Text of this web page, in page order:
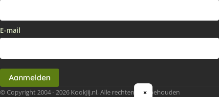
E-mail
Aanmelden
© Copyright 2004 - 2026 KookJij.nl, Alle rechten voorbehouden
×